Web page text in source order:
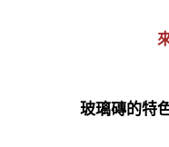
玻璃磚的特